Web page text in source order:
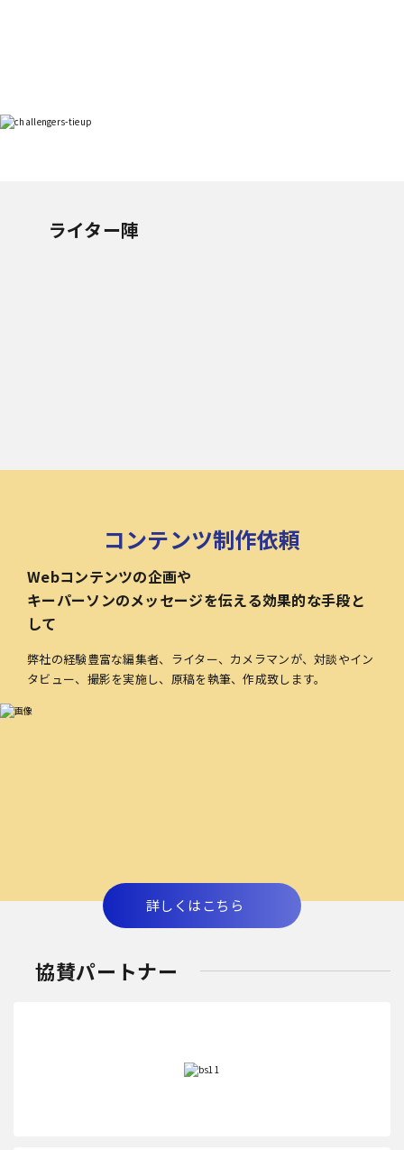
ライター陣
コンテンツ制作依頼
Webコンテンツの企画や
キーパーソンのメッセージを伝える効果的な手段と
して
弊社の経験豊富な編集者、ライター、カメラマンが、対談やイン
タビュー、撮影を実施し、原稿を執筆、作成致します。
詳しくはこちら
協賛パートナー